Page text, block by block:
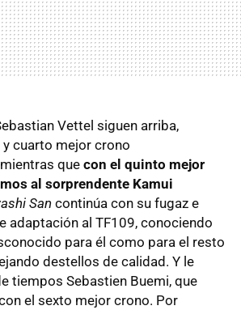
Vettel siguen arriba,
cuarto mejor crono
que con el quinto mejor
al sorprendente Kamui
San continúa con su fugaz e
adaptación al TF109, conociendo
para él como para el resto
destellos de calidad. Y le
tiempos Sebastien Buemi, que
el sexto mejor crono. Por